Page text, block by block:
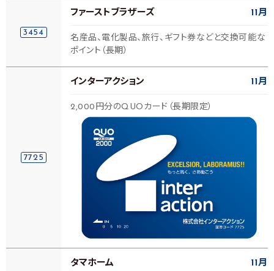
3454
ファーストブラザーズ 11月
名産品、電化製品、旅行、ギフト券などと交換可能な
ポイント（長期）
7725
インターアクション 11月
2,000円分のQUOカード（長期限定）
タマホーム 11月